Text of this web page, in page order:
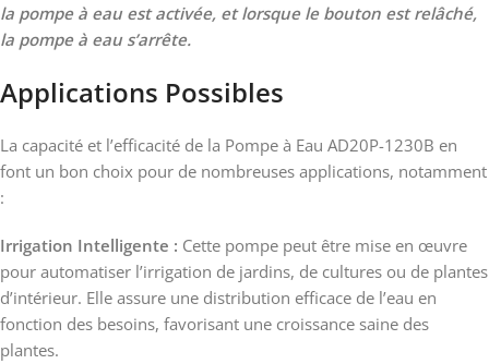
la pompe à eau est activée, et lorsque le bouton est relâché,
la pompe à eau s’arrête.
Applications Possibles
La capacité et l’efficacité de la Pompe à Eau AD20P-1230B en
font un bon choix pour de nombreuses applications, notamment
:
Irrigation Intelligente : Cette pompe peut être mise en œuvre
pour automatiser l’irrigation de jardins, de cultures ou de plantes
d’intérieur. Elle assure une distribution efficace de l’eau en
fonction des besoins, favorisant une croissance saine des
plantes.